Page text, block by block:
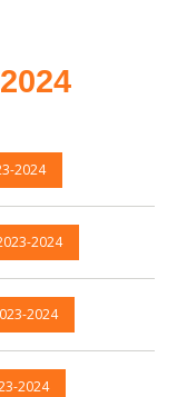
2024
2024
2024
2024